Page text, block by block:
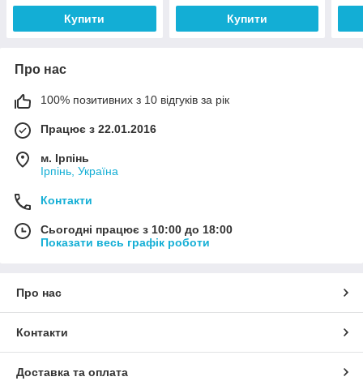
Купити Купити
Про нас
100% позитивних з 10 відгуків за рік
Працює з 22.01.2016
м. Ірпінь
Ірпінь, Україна
Контакти
Сьогодні працює з 10:00 до 18:00
Показати весь графік роботи
Про нас
Контакти
Доставка та оплата